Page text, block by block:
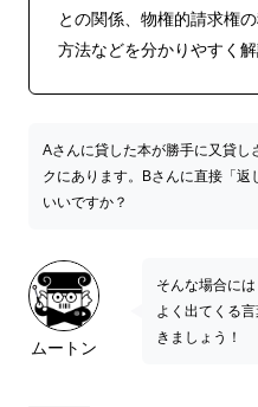
との関係、物権的請求権
方法などを分かりやすく解
Aさんに貸した本が勝手に又貸し
クにあります。Bさんに直接「返
いいですか？
ムートン
そんな場合に
よく出てくる
きましょう！